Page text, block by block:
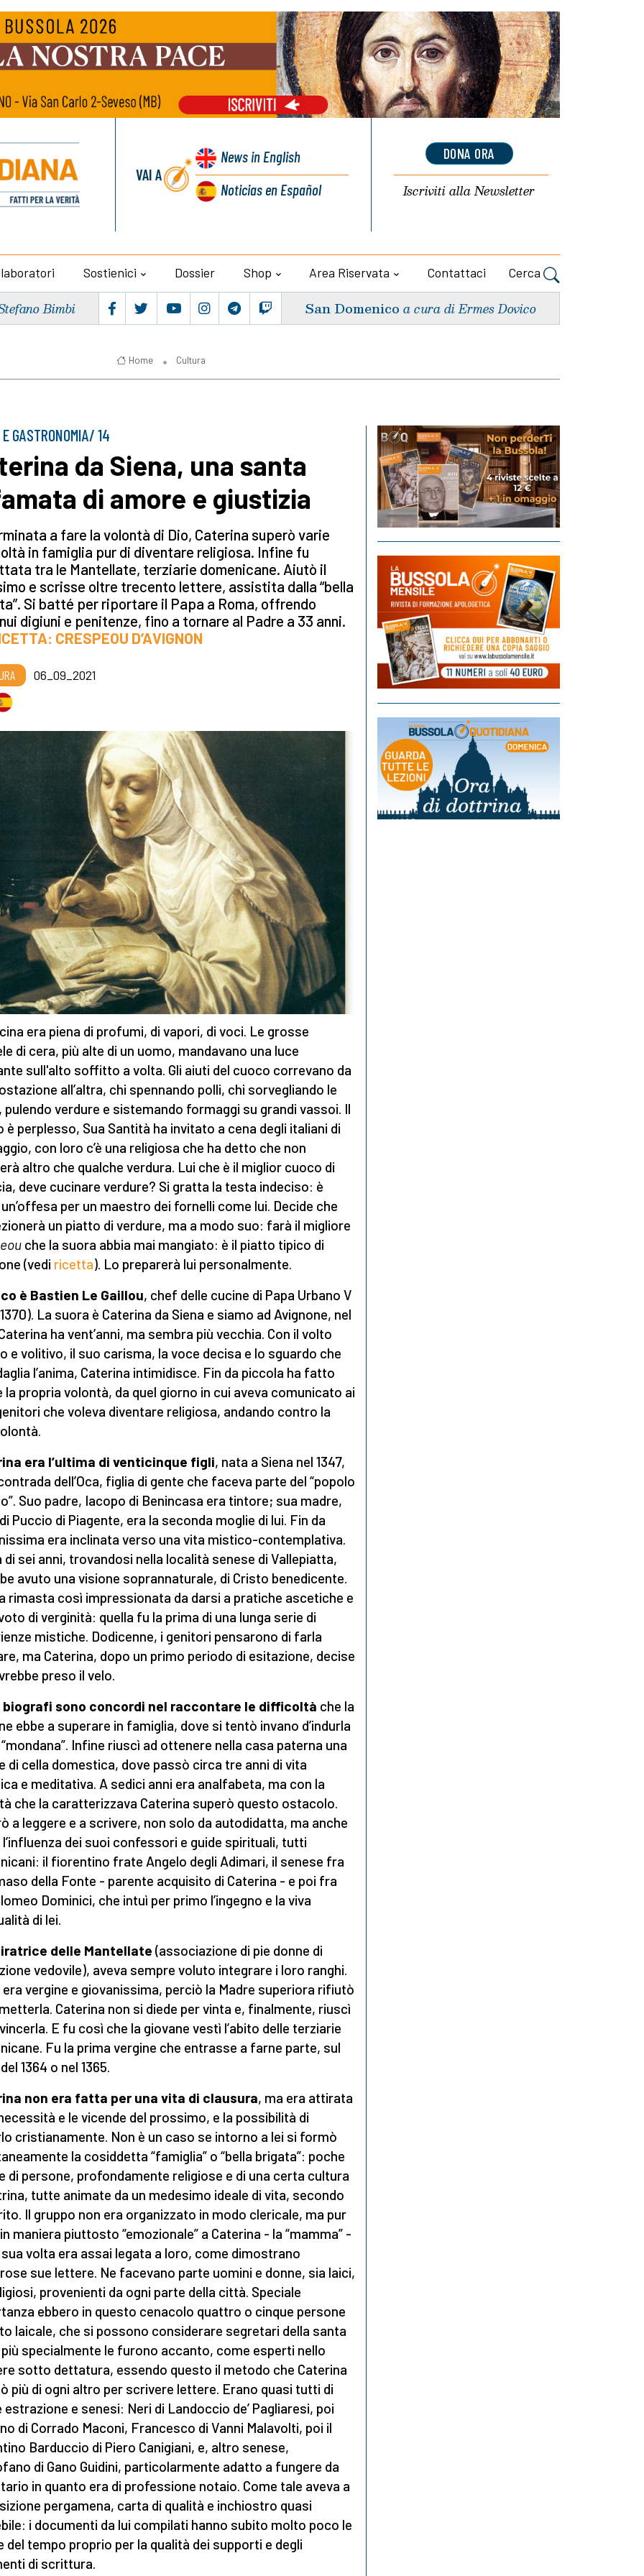
VAI A
Newsin English
Noticiasen Español
DONA ORA
Iscriviti allaNewsletter
Sostienici Dossier Shop Area Riservata Contattaci Cerca
Bimbi San Domenico a cura di Ermes Dovico
Home Cultura
GASTRONOMIA/ 14
da Siena, una santa
di amore e giustizia
a fare la volontà di Dio, Caterina superò varie
in famiglia pur di diventare religiosa. Infine fu
tra le Mantellate, terziarie domenicane. Aiutò il
e scrisse oltre trecento lettere, assistita dalla “bella
Si batté per riportare il Papa a Roma, offrendo
digiuni e penitenze, fino a tornare al Padre a 33 anni.
CRESPEOU D’AVIGNON
06_09_2021
era piena di profumi, di vapori, di voci. Le grosse
di cera, più alte di un uomo, mandavano una luce
sull'alto soffitto a volta. Gli aiuti del cuoco correvano da
all’altra, chi spennando polli, chi sorvegliando le
pulendo verdure e sistemando formaggi su grandi vassoi. Il
è perplesso, Sua Santità ha invitato a cena degli italiani di
con loro c’è una religiosa che ha detto che non
altro che qualche verdura. Lui che è il miglior cuoco di
deve cucinare verdure? Si gratta la testa indeciso: è
per un maestro dei fornelli come lui. Decide che
un piatto di verdure, ma a modo suo: farà il migliore
che la suora abbia mai mangiato: è il piatto tipico di
(vedi ricetta). Lo preparerà lui personalmente.
è Bastien Le Gaillou, chef delle cucine di Papa Urbano V
La suora è Caterina da Siena e siamo ad Avignone, nel
ha vent’anni, ma sembra più vecchia. Con il volto
e volitivo, il suo carisma, la voce decisa e lo sguardo che
l’anima, Caterina intimidisce. Fin da piccola ha fatto
la propria volontà, da quel giorno in cui aveva comunicato ai
che voleva diventare religiosa, andando contro la
era l’ultima di venticinque figli, nata a Siena nel 1347,
dell’Oca, figlia di gente che faceva parte del “popolo
Suo padre, Iacopo di Benincasa era tintore; sua madre,
Puccio di Piagente, era la seconda moglie di lui. Fin da
era inclinata verso una vita mistico-contemplativa.
di sei anni, trovandosi nella località senese di Vallepiatta,
avuto una visione soprannaturale, di Cristo benedicente.
rimasta così impressionata da darsi a pratiche ascetiche e
di verginità: quella fu la prima di una lunga serie di
mistiche. Dodicenne, i genitori pensarono di farla
ma Caterina, dopo un primo periodo di esitazione, decise
preso il velo.
biografi sono concordi nel raccontare le difficoltà che la
ebbe a superare in famiglia, dove si tentò invano d’indurla
Infine riuscì ad ottenere nella casa paterna una
di cella domestica, dove passò circa tre anni di vita
e meditativa. A sedici anni era analfabeta, ma con la
che la caratterizzava Caterina superò questo ostacolo.
a leggere e a scrivere, non solo da autodidatta, ma anche
dei suoi confessori e guide spirituali, tutti
il fiorentino frate Angelo degli Adimari, il senese fra
della Fonte - parente acquisito di Caterina - e poi fra
Dominici, che intuì per primo l’ingegno e la viva
di lei.
delle Mantellate (associazione di pie donne di
vedovile), aveva sempre voluto integrare i loro ranghi.
era vergine e giovanissima, perciò la Madre superiora rifiutò
Caterina non si diede per vinta e, finalmente, riuscì
E fu così che la giovane vestì l’abito delle terziarie
Fu la prima vergine che entrasse a farne parte, sul
1364 o nel 1365.
non era fatta per una vita di clausura, ma era attirata
e le vicende del prossimo, e la possibilità di
cristianamente. Non è un caso se intorno a lei si formò
la cosiddetta “famiglia” o “bella brigata”: poche
di persone, profondamente religiose e di una certa cultura
tutte animate da un medesimo ideale di vita, secondo
Il gruppo non era organizzato in modo clericale, ma pur
maniera piuttosto “emozionale” a Caterina - la “mamma” -
volta era assai legata a loro, come dimostrano
sue lettere. Ne facevano parte uomini e donne, sia laici,
provenienti da ogni parte della città. Speciale
ebbero in questo cenacolo quattro o cinque persone
laicale, che si possono considerare segretari della santa
specialmente le furono accanto, come esperti nello
sotto dettatura, essendo questo il metodo che Caterina
più di ogni altro per scrivere lettere. Erano quasi tutti di
estrazione e senesi: Neri di Landoccio de’ Pagliaresi, poi
di Corrado Maconi, Francesco di Vanni Malavolti, poi il
Barduccio di Piero Canigiani, e, altro senese,
di Gano Guidini, particolarmente adatto a fungere da
in quanto era di professione notaio. Come tale aveva a
pergamena, carta di qualità e inchiostro quasi
i documenti da lui compilati hanno subito molto poco le
del tempo proprio per la qualità dei supporti e degli
di scrittura.